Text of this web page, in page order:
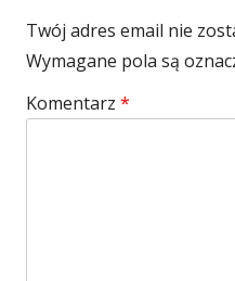
Twój adres email nie
Wymagane pola są
Komentarz *